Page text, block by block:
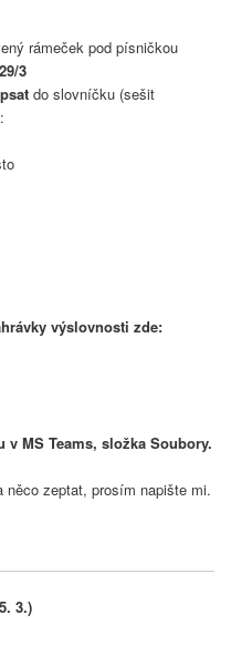
rámeček pod písničkou
3
do slovníčku (sešit
výslovnosti zde:
MS Teams, složka Soubory.
něco zeptat, prosím napište mi.
3.)